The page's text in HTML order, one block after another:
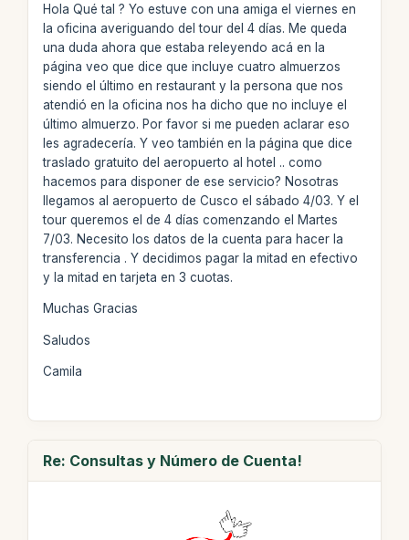
Hola Qué tal ? Yo estuve con una amiga el viernes en
la oficina averiguando del tour del 4 días. Me queda
una duda ahora que estaba releyendo acá en la
página veo que dice que incluye cuatro almuerzos
siendo el último en restaurant y la persona que nos
atendió en la oficina nos ha dicho que no incluye el
último almuerzo. Por favor si me pueden aclarar eso
les agradecería. Y veo también en la página que dice
traslado gratuito del aeropuerto al hotel .. como
hacemos para disponer de ese servicio? Nosotras
llegamos al aeropuerto de Cusco el sábado 4/03. Y el
tour queremos el de 4 días comenzando el Martes
7/03. Necesito los datos de la cuenta para hacer la
transferencia . Y decidimos pagar la mitad en efectivo
y la mitad en tarjeta en 3 cuotas.
Muchas Gracias
Saludos
Camila
Re: Consultas y Número de Cuenta!